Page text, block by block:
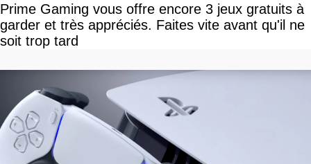
Prime Gaming vous offre encore 3 jeux gratuits à
garder et très appréciés. Faites vite avant qu'il ne
soit trop tard